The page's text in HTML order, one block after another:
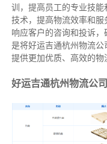
训，提高员工的专业技
技术，提高物流效率和
响应客户的咨询和投诉
是将好运吉通杭州物流
提供更加优质、高效的物
好运吉通杭州物流公